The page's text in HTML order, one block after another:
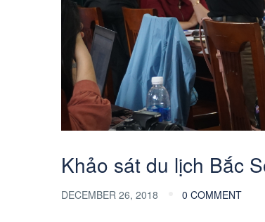
Khảo sát du lịch Bắc
DECEMBER 26, 2018 0 COMMENT